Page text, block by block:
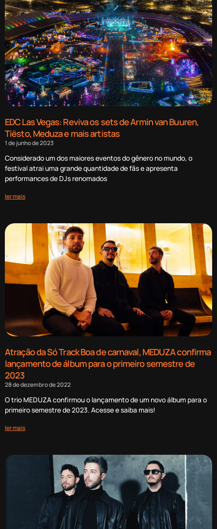
EDC Las Vegas: Reviva os sets de Armin van Buuren,
Tiësto, Meduza e mais artistas
1 de junho de 2023
Considerado um dos maiores eventos do gênero no mundo, o
festival atrai uma grande quantidade de fãs e apresenta
performances de DJs renomados
ler mais
Atração da Só Track Boa de carnaval, MEDUZA confirma
lançamento de álbum para o primeiro semestre de
2023
28 de dezembro de 2022
O trio MEDUZA confirmou o lançamento de um novo álbum para o
primeiro semestre de 2023. Acesse e saiba mais!
ler mais